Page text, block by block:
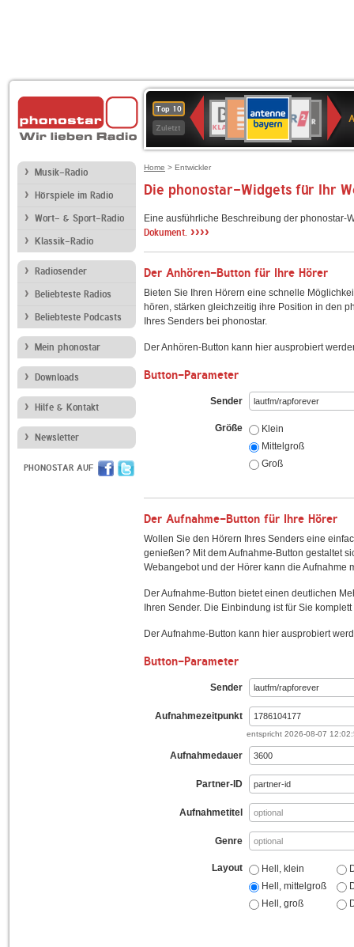
Top 10
Zuletzt
Deutschlandfunk
80er
90er
OLDIE
ANTENNE
SWR3
WDR
4
BR-
KLASSIK
Deutschlandfunk
KulturBAYERN
2
SWR
Kultur
NDR
2
Musik-Radio
Hörspiele im Radio
Wort- & Sport-Radio
Klassik-Radio
Radiosender
Beliebteste Radios
Beliebteste Podcasts
Mein phonostar
Downloads
Hilfe & Kontakt
Newsletter
PHONOSTAR AUF
Home > Entwickler
Die phonostar-Widgets für Ihr
Eine ausführliche Beschreibung der
Dokument. ››››
Der Anhören-Button für Ihre Hörer
Bieten Sie Ihren Hörern eine schnelle
hören, stärken gleichzeitig ihre Position in den
Ihres Senders bei phonostar.
Der Anhören-Button kann hier ausprobiert
Button-Parameter
Sender
Größe
Klein
Mittelgroß
Groß
Der Aufnahme-Button für Ihre Hörer
Wollen Sie den Hörern Ihres Senders eine
genießen? Mit dem Aufnahme-Button gestaltet
Webangebot und der Hörer kann die Aufnahme
Der Aufnahme-Button bietet einen deutlichen
Ihren Sender. Die Einbindung ist für Sie
Der Aufnahme-Button kann hier ausprobiert
Button-Parameter
Sender
Aufnahmezeitpunkt
entspricht 2026-08-07
Aufnahmedauer
Partner-ID
Aufnahmetitel
Genre
Layout
Hell, klein
Hell, mittelgroß
Hell, groß